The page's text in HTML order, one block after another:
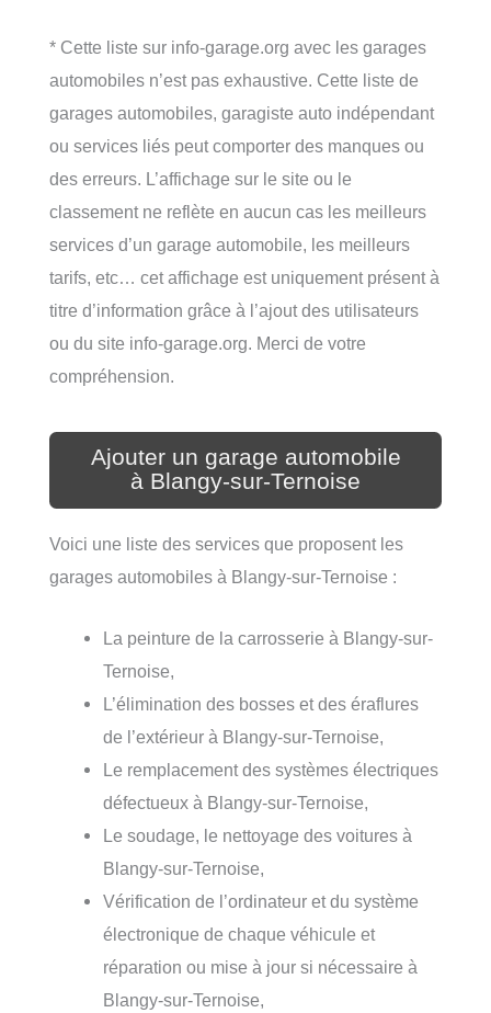
* Cette liste sur info-garage.org avec les garages
automobiles n’est pas exhaustive. Cette liste de
garages automobiles, garagiste auto indépendant
ou services liés peut comporter des manques ou
des erreurs. L’affichage sur le site ou le
classement ne reflète en aucun cas les meilleurs
services d’un garage automobile, les meilleurs
tarifs, etc… cet affichage est uniquement présent à
titre d’information grâce à l’ajout des utilisateurs
ou du site info-garage.org. Merci de votre
compréhension.
Ajouter un garage automobile
à Blangy-sur-Ternoise
Voici une liste des services que proposent les
garages automobiles à Blangy-sur-Ternoise :
La peinture de la carrosserie à Blangy-sur-
Ternoise,
L’élimination des bosses et des éraflures
de l’extérieur à Blangy-sur-Ternoise,
Le remplacement des systèmes électriques
défectueux à Blangy-sur-Ternoise,
Le soudage, le nettoyage des voitures à
Blangy-sur-Ternoise,
Vérification de l’ordinateur et du système
électronique de chaque véhicule et
réparation ou mise à jour si nécessaire à
Blangy-sur-Ternoise,